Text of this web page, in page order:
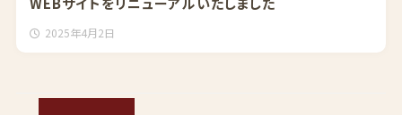
2025年4月2日